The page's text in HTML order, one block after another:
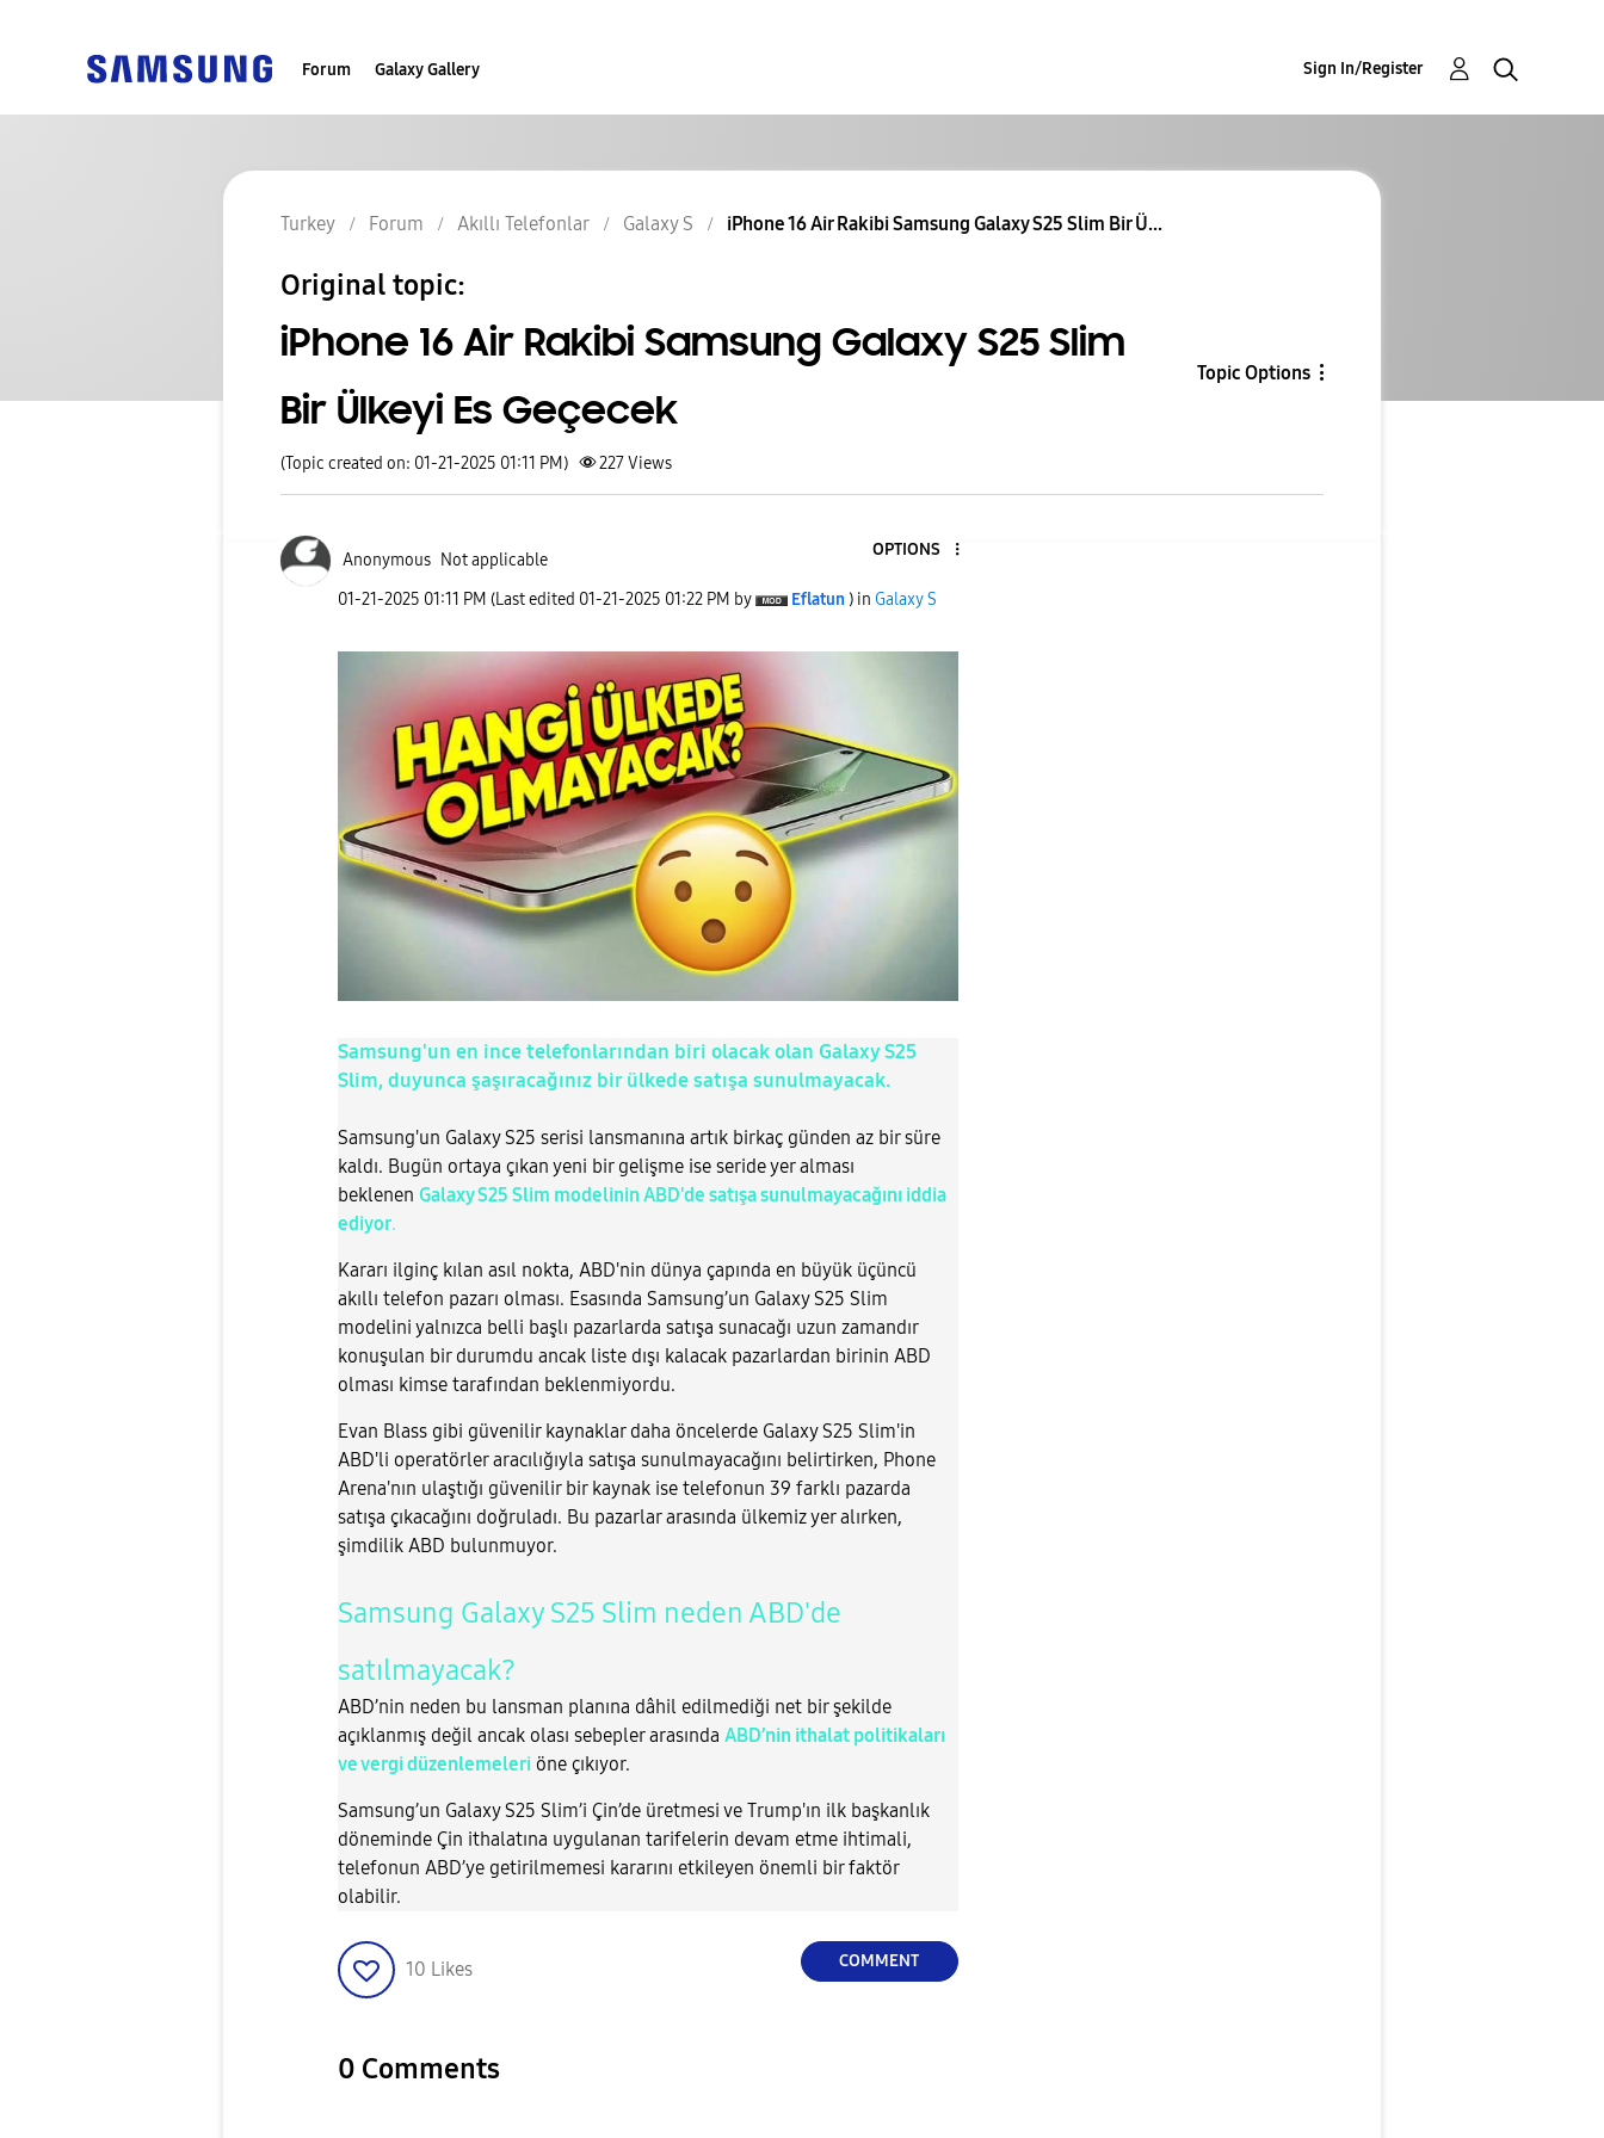
Forum Galaxy Gallery Sign In/Register
Turkey Forum Akıllı Telefonlar Galaxy S iPhone 16 Air Rakibi Samsung Galaxy S25 Slim Bir Ü...
Original topic:
iPhone 16 Air Rakibi Samsung Galaxy S25 Slim
Bir Ülkeyi Es Geçecek
Topic Options
(Topic created on: 01-21-2025 01:11 PM) 227Views
Anonymous Not applicable
OPTIONS
‎01-21-2025 01:11 PM (Last edited ‎01-21-2025 01:22 PM by Eflatun ) in Galaxy S
Samsung'un en ince telefonlarından biri olacak olan Galaxy S25
Slim, duyunca şaşıracağınız bir ülkede satışa sunulmayacak.
Samsung'un Galaxy S25 serisi lansmanına artık birkaç günden az bir süre
kaldı. Bugün ortaya çıkan yeni bir gelişme ise seride yer alması
beklenen Galaxy S25 Slim modelinin ABD'de satışa sunulmayacağını iddia
ediyor.
Kararı ilginç kılan asıl nokta, ABD'nin dünya çapında en büyük üçüncü
akıllı telefon pazarı olması. Esasında Samsung’un Galaxy S25 Slim
modelini yalnızca belli başlı pazarlarda satışa sunacağı uzun zamandır
konuşulan bir durumdu ancak liste dışı kalacak pazarlardan birinin ABD
olması kimse tarafından beklenmiyordu.
Evan Blass gibi güvenilir kaynaklar daha öncelerde Galaxy S25 Slim'in
ABD'li operatörler aracılığıyla satışa sunulmayacağını belirtirken, Phone
Arena'nın ulaştığı güvenilir bir kaynak ise telefonun 39 farklı pazarda
satışa çıkacağını doğruladı. Bu pazarlar arasında ülkemiz yer alırken,
şimdilik ABD bulunmuyor.
Samsung Galaxy S25 Slim neden ABD'de
satılmayacak?
ABD’nin neden bu lansman planına dâhil edilmediği net bir şekilde
açıklanmış değil ancak olası sebepler arasında ABD’nin ithalat politikaları
ve vergi düzenlemeleri öne çıkıyor.
Samsung’un Galaxy S25 Slim’i Çin’de üretmesi ve Trump'ın ilk başkanlık
döneminde Çin ithalatına uygulanan tarifelerin devam etme ihtimali,
telefonun ABD’ye getirilmemesi kararını etkileyen önemli bir faktör
olabilir.
10 Likes COMMENT
0 Comments